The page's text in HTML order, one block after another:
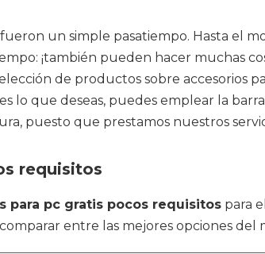
un simple pasatiempo. Hasta el
¡también pueden hacer muchas
de productos sobre accesorios
lo que deseas, puedes emplear la
puesto que prestamos nuestros
requisitos
para pc gratis pocos requisitos para
entre las mejores opciones del